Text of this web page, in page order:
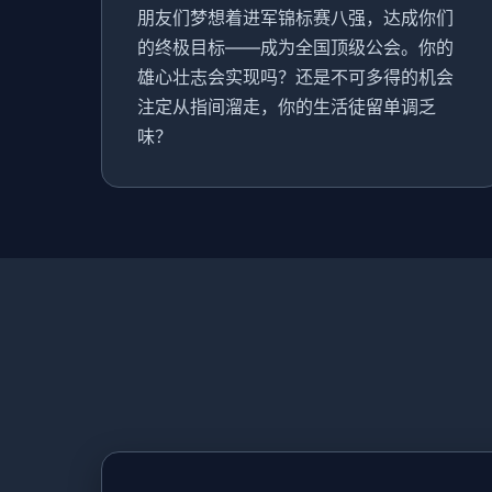
朋友们梦想着进军锦标赛八强，达成你们
的终极目标——成为全国顶级公会。你的
雄心壮志会实现吗？还是不可多得的机会
注定从指间溜走，你的生活徒留单调乏
味？